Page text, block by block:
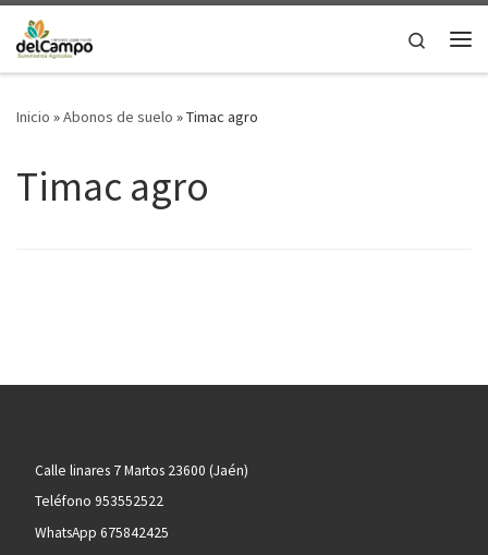
Saltar al contenido
Search
Inicio »Abonos de suelo »Timac agro
Timac agro
Calle linares 7 Martos 23600 (Jaén)
Teléfono 953552522
WhatsApp 675842425